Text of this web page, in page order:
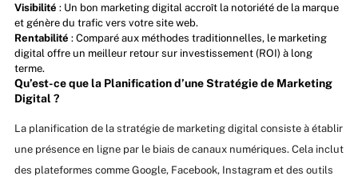
Visibilité : Un bon marketing digital accroît la notoriété de la marque
et génère du trafic vers votre site web.
Rentabilité : Comparé aux méthodes traditionnelles, le marketing
digital offre un meilleur retour sur investissement (ROI) à long
terme.
Qu’est-ce que la Planification d’une Stratégie de Marketing
Digital ?
La planification de la stratégie de marketing digital consiste à établir
une présence en ligne par le biais de canaux numériques. Cela inclut
des plateformes comme Google, Facebook, Instagram et des outils